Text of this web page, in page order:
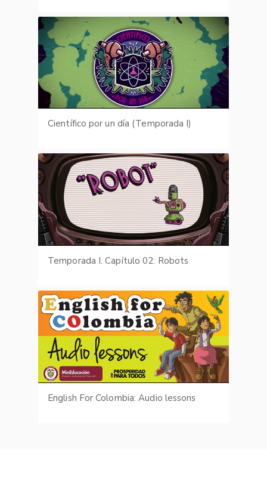
Científico por un día (Temporada I)
Temporada I. Capítulo 02: Robots
English For Colombia: Audio lessons